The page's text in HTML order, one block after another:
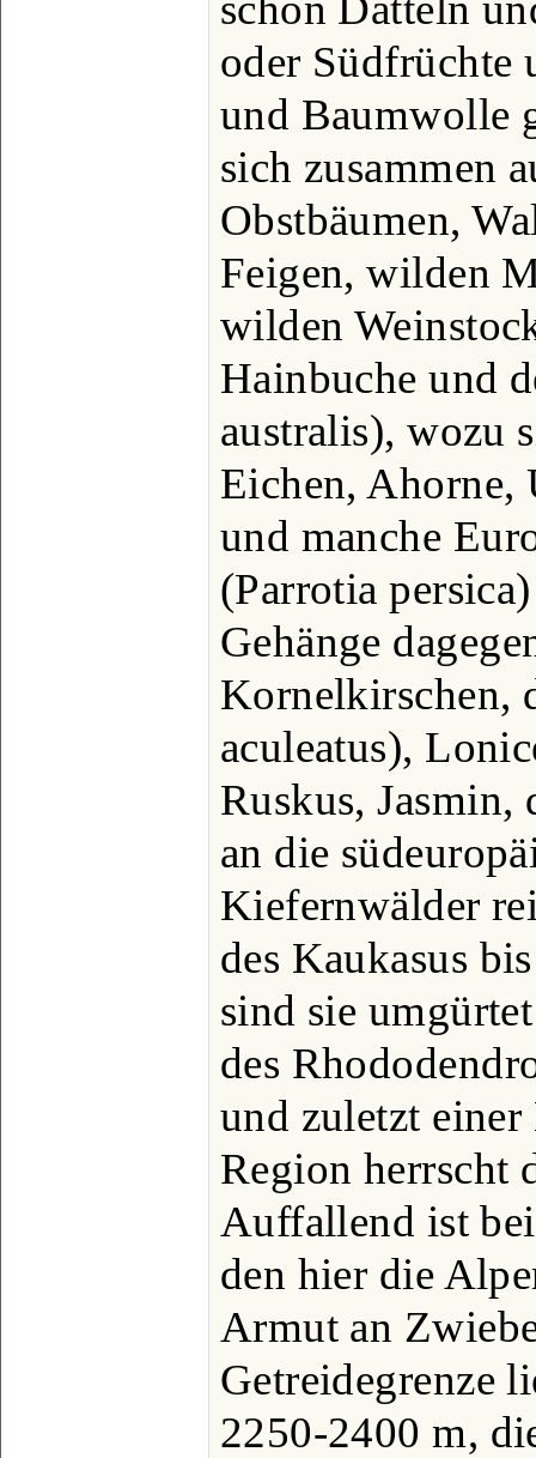
oder Südfrüchte
und Baumwolle
sich zusammen
Obstbäumen,
Feigen, wilden
wilden
Hainbuche und
australis), wozu
Eichen,
und manche
(Parrotia
Gehänge
Kornelkirschen,
aculeatus),
Ruskus,
an die
Kiefernwälder
des Kaukasus
sind sie
des
und zuletzt
Region herrscht
Auffallend ist
den hier die
Armut an
Getreidegrenze
2250-2400 m,